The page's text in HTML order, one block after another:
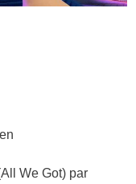
We Got) par